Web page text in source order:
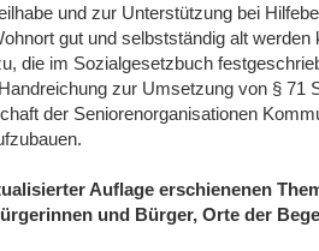
und zur Unterstützung bei
gut und selbstständig alt
die im Sozialgesetzbuch
zur Umsetzung von § 71
der Seniorenorganisationen
Auflage erschienenen
und Bürger, Orte der